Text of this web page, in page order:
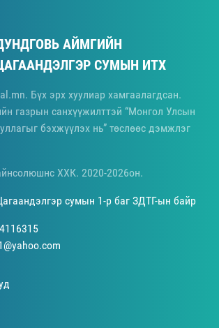
АЙМГИЙН
СУМЫН ИТХ
Бүх эрх хуулиар хамгаалагдсан.
газрын санхүүжилттэй “Монгол Улсын
бэхжүүлэх нь” төслөөс дэмжлэг
ХХК. 2020-2026он.
сумын 1-р баг ЗДТГ-ын байр